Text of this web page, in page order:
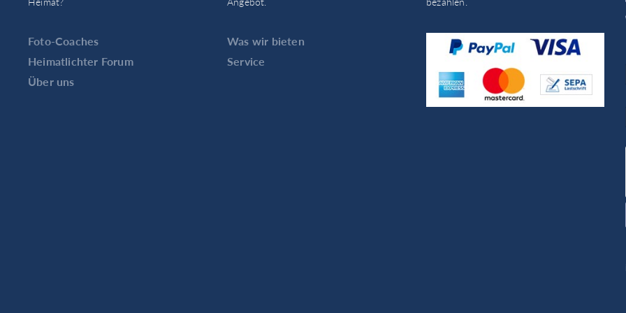
Foto-Coaches
Heimatlichter Forum
Über uns
Was wir bieten
Service
e
i